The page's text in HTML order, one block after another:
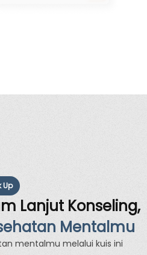
Up
Lanjut Konseling,
Mentalmu
mentalmu melalui kuis ini